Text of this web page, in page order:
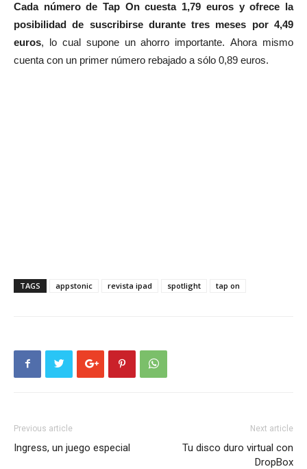
Cada número de Tap On cuesta 1,79 euros y ofrece la
posibilidad de suscribirse durante tres meses por 4,49
euros, lo cual supone un ahorro importante. Ahora mismo
cuenta con un primer número rebajado a sólo 0,89 euros.
TAGS appstonic revista ipad spotlight tap on
Previous article
Ingress, un juego especial
Next article
Tu disco duro virtual con
DropBox